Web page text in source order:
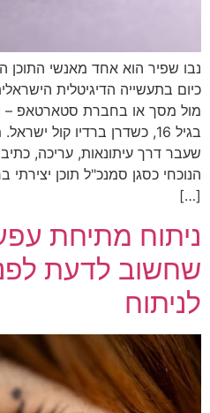
נבו שפיר הוא אחד מאנשי התוכן
כיום בתעשייה הדיגיטלית
מול מסך או בחברת סטארטאפ –
בגיל 16, כשדרן ברדיו קול
שעבר דרך עיתונאות, עריכה,
[…]
ניתוח מתיחת
שחשוב לדעת
לניתוח